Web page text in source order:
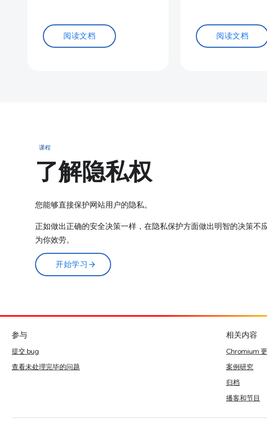
阅读文档 阅读文档
课程
了解隐私权
您能够直接保护网站用户的隐私。
正如做出正确的安全决策一样，在隐私保护方面做出明智的决策不
为你效劳。
开始学习 arrow_forward
参与
提交 bug
查看未处理完毕的问题
相关内容
Chromium
案例研究
归档
播客和节目